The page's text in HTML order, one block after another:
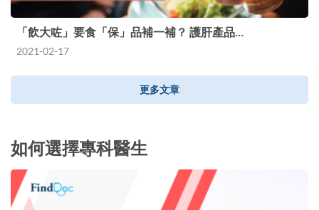
「飲大咗」要食「保」品補一補？ 護肝產品…
2021-02-17
更多文章
如何選擇專科醫生